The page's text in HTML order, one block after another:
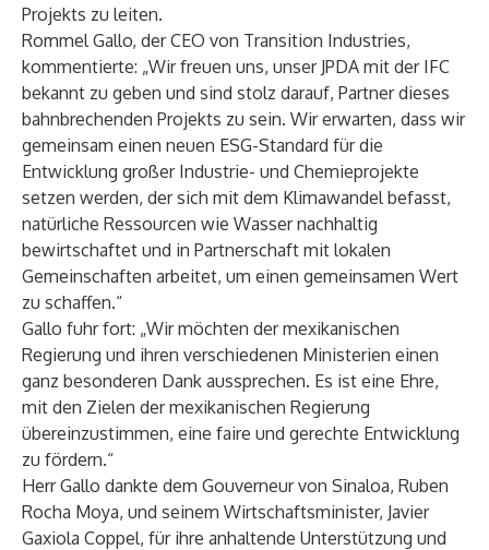
Projekts zu leiten.
Rommel Gallo, der CEO von Transition Industries,
kommentierte: „Wir freuen uns, unser JPDA mit der IFC
bekannt zu geben und sind stolz darauf, Partner dieses
bahnbrechenden Projekts zu sein. Wir erwarten, dass wir
gemeinsam einen neuen ESG-Standard für die
Entwicklung großer Industrie- und Chemieprojekte
setzen werden, der sich mit dem Klimawandel befasst,
natürliche Ressourcen wie Wasser nachhaltig
bewirtschaftet und in Partnerschaft mit lokalen
Gemeinschaften arbeitet, um einen gemeinsamen Wert
zu schaffen.“
Gallo fuhr fort: „Wir möchten der mexikanischen
Regierung und ihren verschiedenen Ministerien einen
ganz besonderen Dank aussprechen. Es ist eine Ehre,
mit den Zielen der mexikanischen Regierung
übereinzustimmen, eine faire und gerechte Entwicklung
zu fördern.“
Herr Gallo dankte dem Gouverneur von Sinaloa, Ruben
Rocha Moya, und seinem Wirtschaftsminister, Javier
Gaxiola Coppel, für ihre anhaltende Unterstützung und